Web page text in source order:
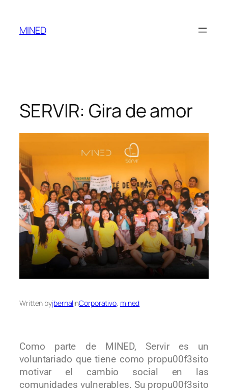
MINED
SERVIR: Gira de amor
Written byjbernalinCorporativo, mined
Como parte de MINED, Servir es un
voluntariado que tiene como propu00f3sito
motivar el cambio social en las
comunidades vulnerables. Su propu00f3sito